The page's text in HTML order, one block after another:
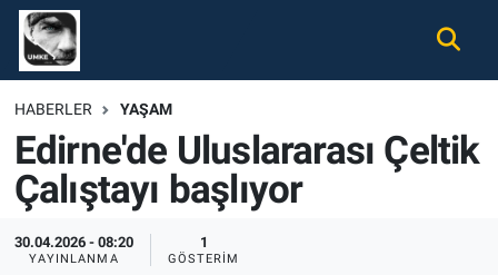
HABERLER YAŞAM
Edirne'de Uluslararası Çeltik
Çalıştayı başlıyor
30.04.2026 - 08:20
YAYINLANMA
1
GÖSTERIM
Gündem
Ekonomi
Spor
Magazin
Nöbetçi Eczaneler
Hava Durumu
Namaz Vakitleri
Trafik Durumu